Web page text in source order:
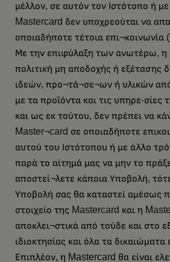
μέλλον, σε αυτόν τον Ιστότοπο ή
Mastercard δεν υποχρεούται να
οποιαδήποτε τέτοια επι¬κοινωνία
Με την επιφύλαξη των ανωτέρω, η
πολιτική μη αποδοχής ή εξέτασης
ιδεών, προ¬τά¬σε¬ων ή υλικών
με τα προϊόντα και τις υπηρε-σίες
και ως εκ τούτου, δεν πρέπει να
Master¬card σε οποιαδήποτε
αυτού του Ιστότοπου ή με άλλο
παρά το αίτημά μας να μην το
αποστεί¬λετε κάποια Υποβολή,
Υποβολή σας θα καταστεί αμέσως
στοιχείο της Mastercard και η
αποκλει¬στικά από τούδε και στο
ιδιοκτησίας και όλα τα δικαιώματα
Επιπλέον, η Mastercard θα είναι